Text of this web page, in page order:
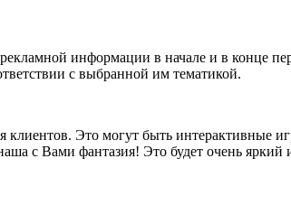
рекламной информации в начале и в
с выбранной им тематикой.
клиентов. Это могут быть
с Вами фантазия! Это будет очень